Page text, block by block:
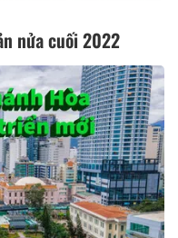
nửa cuối 2022